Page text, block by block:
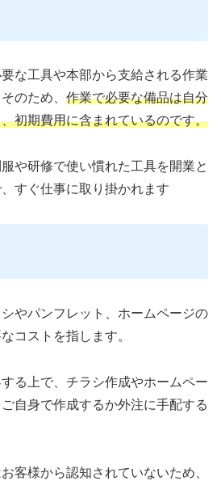
な工具や本部から支給される作業
のため、 作業で必要な備品は自分
初期費用に含まれているのです。
や研修で使い慣れた工具を開業と
すぐ仕事に取り掛かれます
やパンフレット、ホームページの
コストを指します。
る上で、チラシ作成やホームペー
自身で作成するか外注に手配する
客様から認知されていないため、